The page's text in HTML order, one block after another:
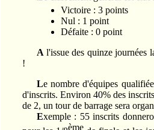
Victoire : 3 points
Nul : 1 point
Défaite : 0 point
A l'issue des quinze journées
!
Le nombre d'équipes qualifiées en play off est déterminé au début de la saison en fonction du nombre
d'inscrits. Environ 40% des
de 2, un tour de barrage sera
Exemple : 55 inscrits donneront 22 qualifiés en play-off. Dans ce cas, les 10 premiers seront qualifiés
ème